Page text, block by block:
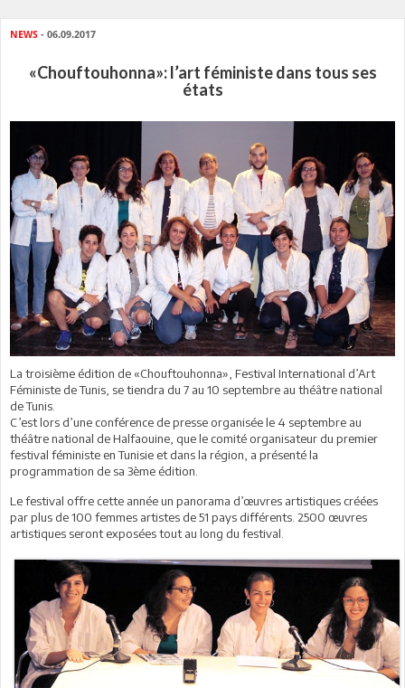
NEWS - 06.09.2017
«Chouftouhonna»: l’art féministe dans tous ses
états
La troisième édition de «Chouftouhonna», Festival International d’Art
Féministe de Tunis, se tiendra du 7 au 10 septembre au théâtre national
de Tunis.
C’est lors d’une conférence de presse organisée le 4 septembre au
théâtre national de Halfaouine, que le comité organisateur du premier
festival féministe en Tunisie et dans la région, a présenté la
programmation de sa 3ème édition.
Le festival offre cette année un panorama d’œuvres artistiques créées
par plus de 100 femmes artistes de 51 pays différents. 2500 œuvres
artistiques seront exposées tout au long du festival.